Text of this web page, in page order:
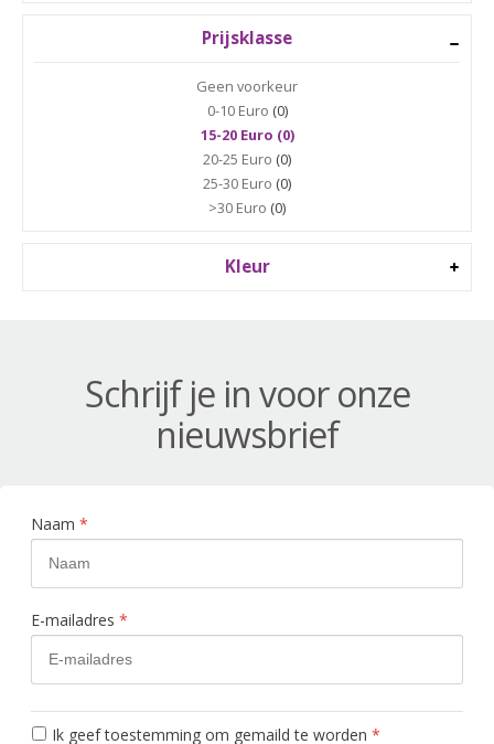
Prijsklasse
Geen voorkeur
0-10 Euro (0)
15-20 Euro (0)
20-25 Euro (0)
25-30 Euro (0)
>30 Euro (0)
Kleur
Schrijf je in voor onze
nieuwsbrief
Naam *
E-mailadres *
Ik geef toestemming om gemaild te worden *